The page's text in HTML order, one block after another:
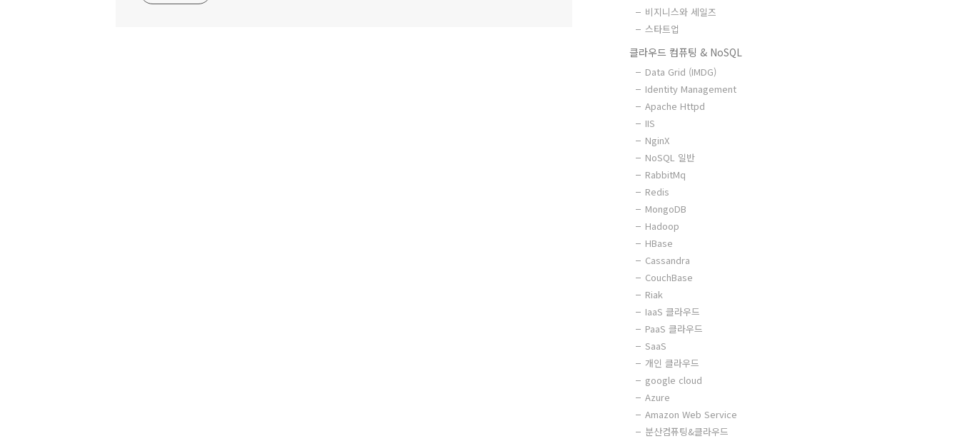
비지니스와 세일즈
스타트업
클라우드 컴퓨팅 & NoSQL
Data Grid (IMDG)
Identity Management
Apache Httpd
IIS
NginX
NoSQL 일반
RabbitMq
Redis
MongoDB
Hadoop
HBase
Cassandra
CouchBase
Riak
IaaS 클라우드
PaaS 클라우드
SaaS
개인 클라우드
google cloud
Azure
Amazon Web Service
분산컴퓨팅&클라우드